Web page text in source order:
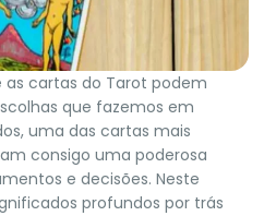
cartas do Tarot podem
que fazemos em
uma das cartas mais
consigo uma poderosa
e decisões. Neste
profundos por trás